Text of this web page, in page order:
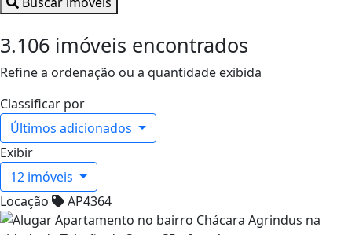
3.106 imóveis encontrados
Refine a ordenação ou a quantidade exibida
Classificar por
Últimos adicionados
Exibir
12 imóveis
Locação
AP4364